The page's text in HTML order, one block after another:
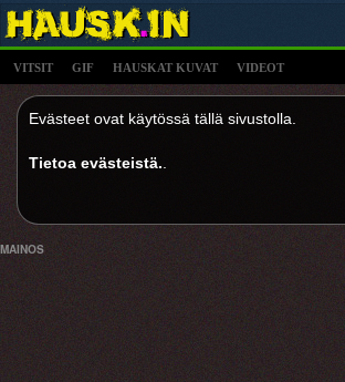
VITSIT GIF HAUSKAT KUVAT VIDEOT
Evästeet ovat käytössä tällä sivustolla.
Tietoa evästeistä.
MAINOS